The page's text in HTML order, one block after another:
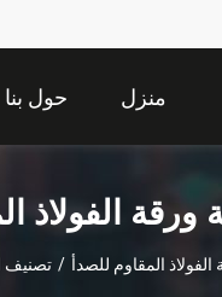
منزل حول بنا
ورقة الفولاذ
المقاوم للصدأ / تصنيف البناء رقم 4